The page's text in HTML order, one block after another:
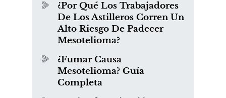
¿Por Qué Los Trabajadores
De Los Astilleros Corren Un
Alto Riesgo De Padecer
Mesotelioma?
¿Fumar Causa
Mesotelioma? Guía
Completa